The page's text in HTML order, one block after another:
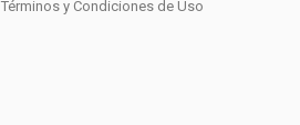
Términos y Condiciones de Uso